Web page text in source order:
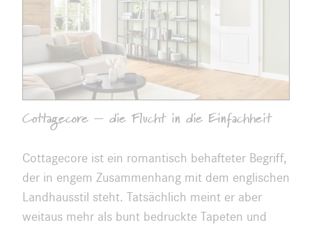
Cottagecore – die Flucht in die Einfachheit
Cottagecore ist ein romantisch behafteter Begriff,
der in engem Zusammenhang mit dem englischen
Landhausstil steht. Tatsächlich meint er aber
weitaus mehr als bunt bedruckte Tapeten und